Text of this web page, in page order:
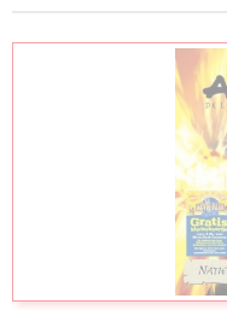
Documentaire (Nieuw)
Science Fiction (Nieuw)